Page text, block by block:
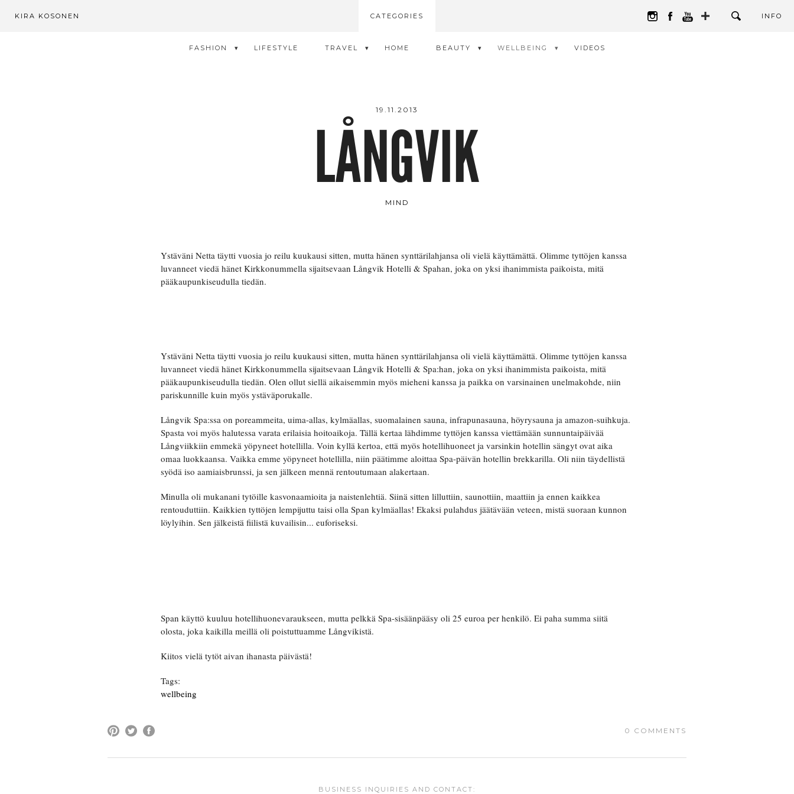
KIRA KOSONEN CATEGORIES INFO
FASHION LIFESTYLE TRAVEL HOME BEAUTY WELLBEING VIDEOS
19.11.2013
LÅNGVIK
MIND
Ystäväni Netta täytti vuosia jo reilu kuukausi sitten, mutta hänen synttärilahjansa oli vielä käyttämättä. Olimme tyttöjen kanssa
luvanneet viedä hänet Kirkkonummella sijaitsevaan Långvik Hotelli & Spahan, joka on yksi ihanimmista paikoista, mitä
pääkaupunkiseudulla tiedän.
Ystäväni Netta täytti vuosia jo reilu kuukausi sitten, mutta hänen synttärilahjansa oli vielä käyttämättä. Olimme tyttöjen kanssa
luvanneet viedä hänet Kirkkonummella sijaitsevaan Långvik Hotelli & Spa:han, joka on yksi ihanimmista paikoista, mitä
pääkaupunkiseudulla tiedän. Olen ollut siellä aikaisemmin myös mieheni kanssa ja paikka on varsinainen unelmakohde, niin
pariskunnille kuin myös ystäväporukalle.
Långvik Spa:ssa on poreammeita, uima-allas, kylmäallas, suomalainen sauna, infrapunasauna, höyrysauna ja amazon-suihkuja.
Spasta voi myös halutessa varata erilaisia hoitoaikoja. Tällä kertaa lähdimme tyttöjen kanssa viettämään sunnuntaipäivää
Långviikkiin emmekä yöpyneet hotellilla. Voin kyllä kertoa, että myös hotellihuoneet ja varsinkin hotellin sängyt ovat aika
omaa luokkaansa. Vaikka emme yöpyneet hotellilla, niin päätimme aloittaa Spa-päivän hotellin brekkarilla. Oli niin täydellistä
syödä iso aamiaisbrunssi, ja sen jälkeen mennä rentoutumaan alakertaan.
Minulla oli mukanani tytöille kasvonaamioita ja naistenlehtiä. Siinä sitten lilluttiin, saunottiin, maattiin ja ennen kaikkea
rentouduttiin. Kaikkien tyttöjen lempijuttu taisi olla Span kylmäallas! Ekaksi pulahdus jäätävään veteen, mistä suoraan kunnon
löylyihin. Sen jälkeistä fiilistä kuvailisin... euforiseksi.
Span käyttö kuuluu hotellihuonevaraukseen, mutta pelkkä Spa-sisäänpääsy oli 25 euroa per henkilö. Ei paha summa siitä
olosta, joka kaikilla meillä oli poistuttuamme Långvikistä.
Kiitos vielä tytöt aivan ihanasta päivästä!
Tags:
wellbeing
0 COMMENTS
BUSINESS INQUIRIES AND CONTACT: